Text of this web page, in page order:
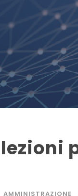
AMMINISTRAZIONE